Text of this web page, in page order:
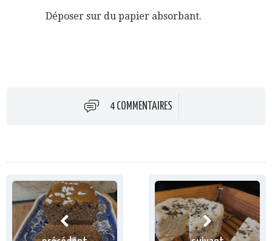
Déposer sur du papier absorbant.
4 COMMENTAIRES